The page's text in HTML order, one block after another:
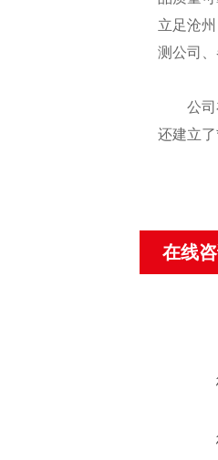
立足沧
测公司
公司在
还建立
在线